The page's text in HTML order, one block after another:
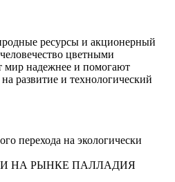
ресурсы и акционерный
цветными
мир надежнее и помогают
развитие и технологический
перехода на экологически
НА РЫНКЕ ПАЛЛАДИЯ